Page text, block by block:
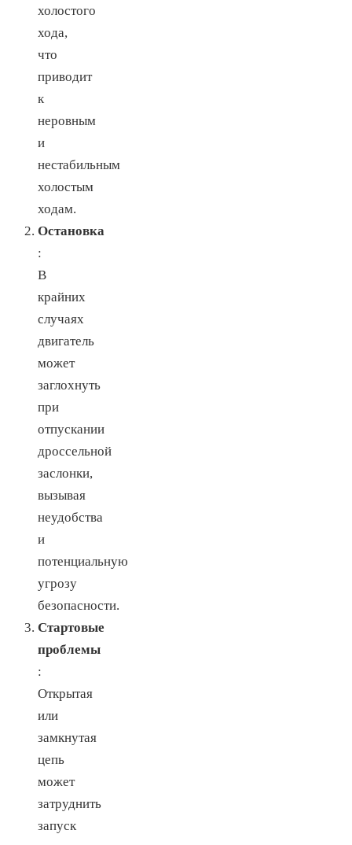
холостого
хода,
что
приводит
к
неровным
и
нестабильным
холостым
ходам.
Остановка
:
В
крайних
случаях
двигатель
может
заглохнуть
при
отпускании
дроссельной
заслонки,
вызывая
неудобства
и
потенциальную
угрозу
безопасности.
Стартовые
проблемы
:
Открытая
или
замкнутая
цепь
может
затруднить
запуск